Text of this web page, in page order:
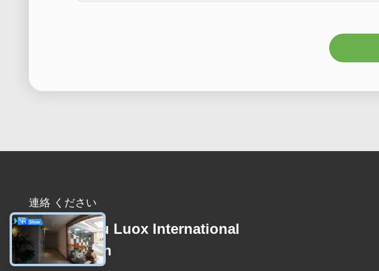
連絡 ください
Guangzhou Luox International
Corporation